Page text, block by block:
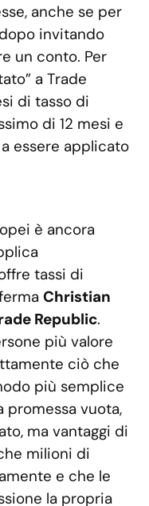
anche se per
invitando
un conto. Per
a Trade
di tasso di
di 12 mesi e
essere applicato
è ancora
tassi di
Christian
Republic.
più valore
ciò che
più semplice
promessa vuota,
ma vantaggi di
milioni di
e che le
la propria